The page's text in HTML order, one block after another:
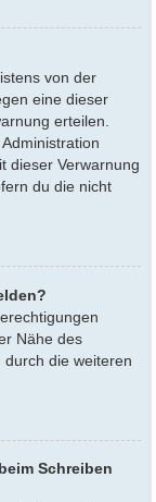
von der
eine dieser
erteilen.
dieser Verwarnung
du die nicht
Nähe des
die weiteren
Schreiben